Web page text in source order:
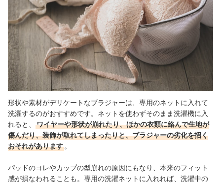
形状や素材がデリケートなブラジャーは、専用のネットに入れて
洗濯するのがおすすめです。ネットを使わずそのまま洗濯機に入
れると、
ワイヤーや形状が崩れたり、ほかの衣類に絡んで生地が
傷んだり、装飾が取れてしまったりと、ブラジャーの劣化を招く
おそれがあります 。
パッドのヨレやカップの型崩れの原因にもなり、本来のフィット
感が損なわれることも。専用の洗濯ネットに入れれば、洗濯中の